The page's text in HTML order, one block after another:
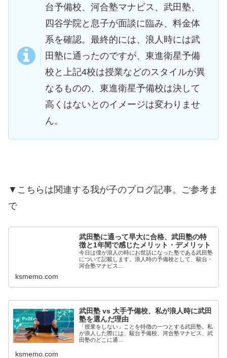
台予備校、河合塾マナビス、武田塾、
四谷学院と息子が面談に臨み、料金体
系を確認。最終的には、浪人時には武
田塾に通ったのですが、東進衛星予備
校と上記4校は授業などのスタイルが異
なるものの、東進衛星予備校は決して
高くはないとのイメージは変わりませ
ん。
▼こちらは関連する我が子のブログ記事。ご参考ま
で
武田塾に通って早大に合格、武田塾の特
徴と1年間で感じたメリット・デメリット
今日は僕が浪人の時にお世話になった塾である武田塾
について記載します。浪人時の予備校として、駿台・
河合塾マナビス…
ksmemo.com
武田塾 vs 大手予備校、私が浪人時に武田
塾を選んだ理由
「授業をしない」ことを特徴の一つとする武田塾。私
が浪人した際には、駿台予備校、河合塾マナビス、武
田塾のどこに通…
ksmemo.com